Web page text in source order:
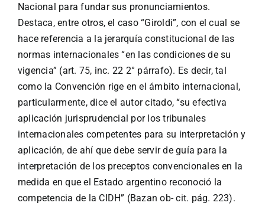
Nacional para fundar sus pronunciamientos.
Destaca, entre otros, el caso “Giroldi”, con el cual se
hace referencia a la jerarquía constitucional de las
normas internacionales “en las condiciones de su
vigencia” (art. 75, inc. 22 2° párrafo). Es decir, tal
como la Convención rige en el ámbito internacional,
particularmente, dice el autor citado, “su efectiva
aplicación jurisprudencial por los tribunales
internacionales competentes para su interpretación y
aplicación, de ahí que debe servir de guía para la
interpretación de los preceptos convencionales en la
medida en que el Estado argentino reconoció la
competencia de la CIDH” (Bazan ob- cit. pág. 223).